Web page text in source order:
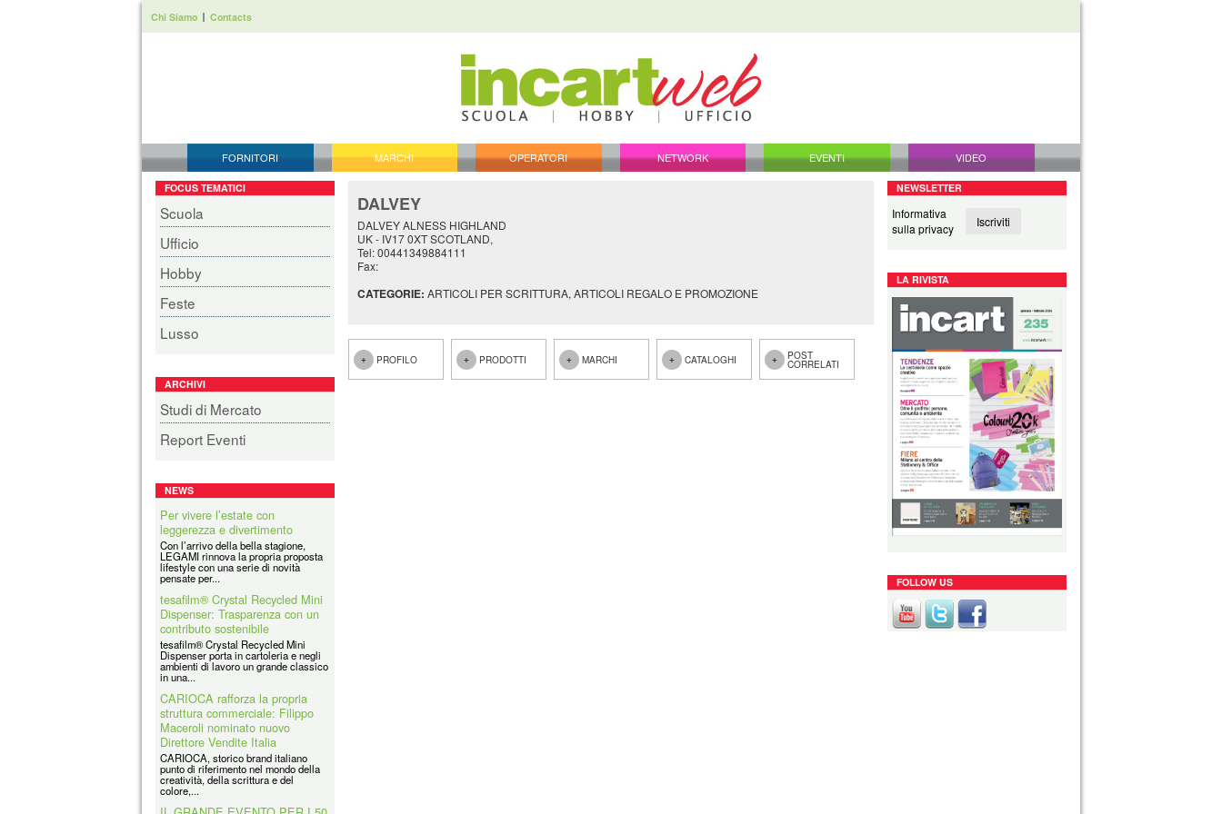
Chi Siamo Contacts
FORNITORI MARCHI OPERATORI NETWORK EVENTI VIDEO
DALVEY
DALVEY ALNESS HIGHLAND
UK - IV17 0XT SCOTLAND,
Tel: 00441349884111
Fax:
CATEGORIE: ARTICOLI PER SCRITTURA, ARTICOLI REGALO E PROMOZIONE
PROFILO PRODOTTI MARCHI CATALOGHI POST
CORRELATI
FOCUS TEMATICI
Scuola
Ufficio
Hobby
Feste
Lusso
ARCHIVI
Studi di Mercato
Report Eventi
NEWS
Per vivere l’estate con
leggerezza e divertimento
Con l’arrivo della bella stagione,
LEGAMI rinnova la propria proposta
lifestyle con una serie di novità
pensate per...
tesafilm® Crystal Recycled Mini
Dispenser: Trasparenza con un
contributo sostenibile
tesafilm® Crystal Recycled Mini
Dispenser porta in cartoleria e negli
ambienti di lavoro un grande classico
in una...
CARIOCA rafforza la propria
struttura commerciale: Filippo
Maceroli nominato nuovo
Direttore Vendite Italia
CARIOCA, storico brand italiano
punto di riferimento nel mondo della
creatività, della scrittura e del
colore,...
NEWSLETTER
Informativa
sulla privacy
Iscriviti
LA RIVISTA
FOLLOW US